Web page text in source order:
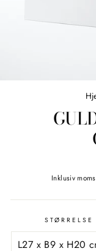
Inklusiv
STØRRELSE